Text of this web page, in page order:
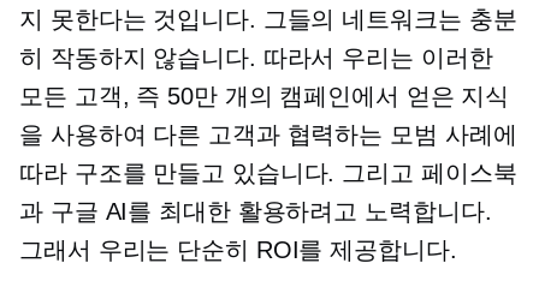
지 못한다는 것입니다. 그들의 네트워크는 충분
히 작동하지 않습니다. 따라서 우리는 이러한
모든 고객, 즉 50만 개의 캠페인에서 얻은 지식
을 사용하여 다른 고객과 협력하는 모범 사례에
따라 구조를 만들고 있습니다. 그리고 페이스북
과 구글 AI를 최대한 활용하려고 노력합니다.
그래서 우리는 단순히 ROI를 제공합니다.